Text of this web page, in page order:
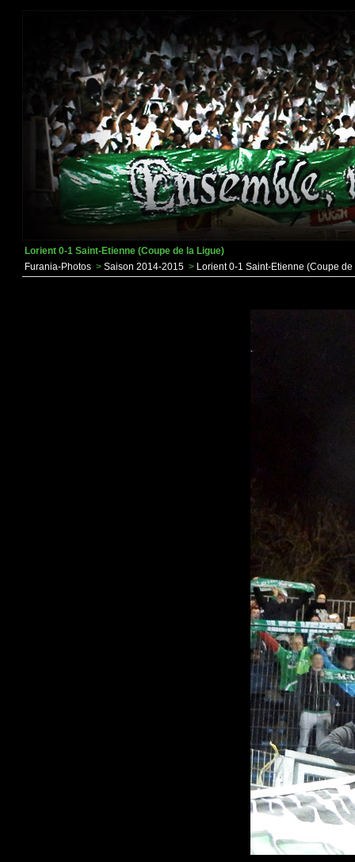
Lorient 0-1 Saint-Etienne (Coupe de la Ligue)
Furania-Photos > Saison 2014-2015 > Lorient 0-1 Saint-Etienne (Coupe